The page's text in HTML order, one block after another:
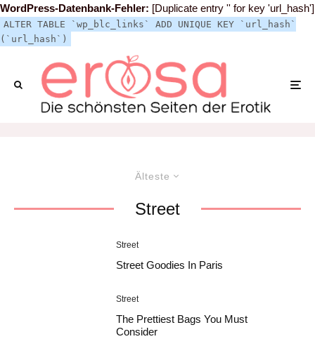
WordPress-Datenbank-Fehler: [Duplicate entry '' for key 'url_hash']
ALTER TABLE `wp_blc_links` ADD UNIQUE KEY `url_hash`
(`url_hash`)
Älteste
Street
Street
Street Goodies In Paris
Street
The Prettiest Bags You Must
Consider